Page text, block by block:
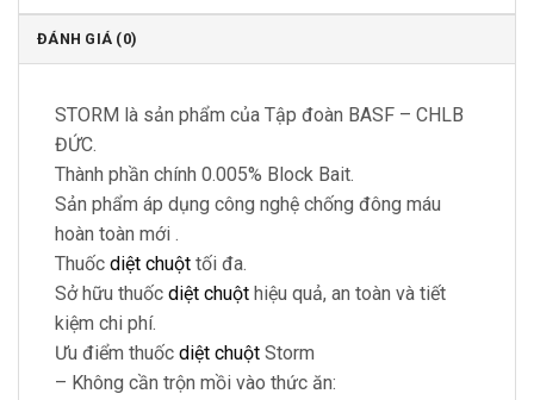
ĐÁNH GIÁ (0)
STORM là sản phẩm của Tập đoàn BASF – CHLB
ĐỨC.
Thành phần chính 0.005% Block Bait.
Sản phẩm áp dụng công nghệ chống đông máu
hoàn toàn mới .
Thuốc diệt chuột tối đa.
Sở hữu thuốc diệt chuột hiệu quả, an toàn và tiết
kiệm chi phí.
Ưu điểm thuốc diệt chuột Storm
– Không cần trộn mồi vào thức ăn: